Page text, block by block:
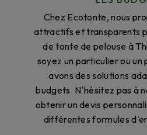
Chez Ecotonte, nous
attractifs et transparents
de tonte de pelouse à
soyez un particulier ou un
avons des solutions
budgets. N'hésitez pas à
obtenir un devis
différentes formules